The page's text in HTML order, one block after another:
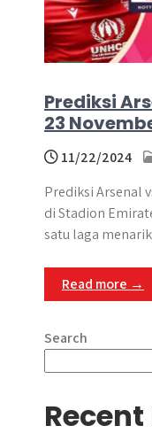
Prediksi
23
11/22/2024
Prediksi Arsenal
di Stadion
satu laga
Read more →
Search